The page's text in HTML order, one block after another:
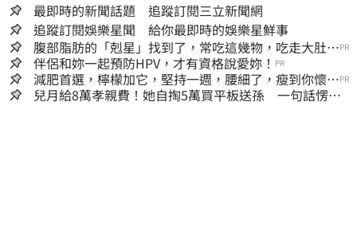
最即時的新聞話題 追蹤訂閱三立新聞網
追蹤訂閱娛樂星聞 給你最即時的娛樂星鮮事
腹部脂肪的「剋星」找到了，常吃這幾物，吃走大肚
囊，瘦出小蠻腰
PR
伴侶和妳一起預防HPV，才有資格說愛妳！ PR
減肥首選，檸檬加它，堅持一週，腰細了，瘦到你懷疑
人生
PR
兒月給8萬孝親費！她自掏5萬買平板送孫 一句話愣原